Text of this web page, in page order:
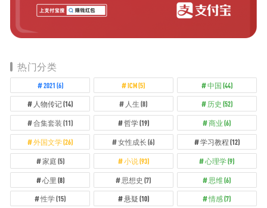
热门分类
2021 (6) ICM(5) 中国 (44)
人物传记(14) 人生 (8) 历史 (52)
合集套装 (11) 哲学(19) 商业 (6)
外国文学(26) 女性成长 (6) 学习教程 (12)
家庭 (5) 小说 (93) 心理学(9)
心里 (8) 思想史 (7) 思维(6)
性学(15) 悬疑 (10) 情感(7)